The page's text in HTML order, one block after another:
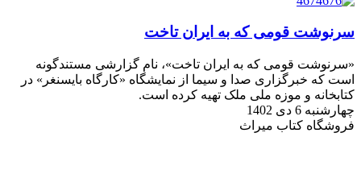
سرنوشت قومی که به ایران تاخت
«سرنوشت قومی که به ایران تاخت»، نام گزارشی مستندگونه
است که خبرگزاری صدا و سیما از نمایشگاه «کارگاه بایسنغر» در
کتابخانه و موزه ملی ملک تهیه کرده است.
چهارشنبه 6 دی 1402
فروشگاه کتاب میراث